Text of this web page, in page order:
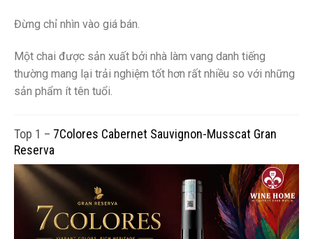
Đừng chỉ nhìn vào giá bán.
Một chai được sản xuất bởi nhà làm vang danh tiếng
thường mang lại trải nghiệm tốt hơn rất nhiều so với những
sản phẩm ít tên tuổi.
Top 1 – 7Colores Cabernet Sauvignon-Musscat Gran
Reserva